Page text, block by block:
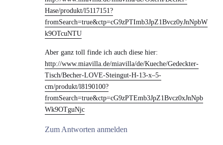
Hase/produkt/l5117151?
fromSearch=true&ctp=cG9zPTImb3JpZ1Bvcz0yJnNpbW
k9OTcuNTU
Aber ganz toll finde ich auch diese hier:
http://www.miavilla.de/miavilla/de/Kueche/Gedeckter-
Tisch/Becher-LOVE-Steingut-H-13-x–5-
cm/produkt/l8190100?
fromSearch=true&ctp=cG9zPTEmb3JpZ1Bvcz0xJnNpb
Wk9OTguNjc
Zum Antworten anmelden